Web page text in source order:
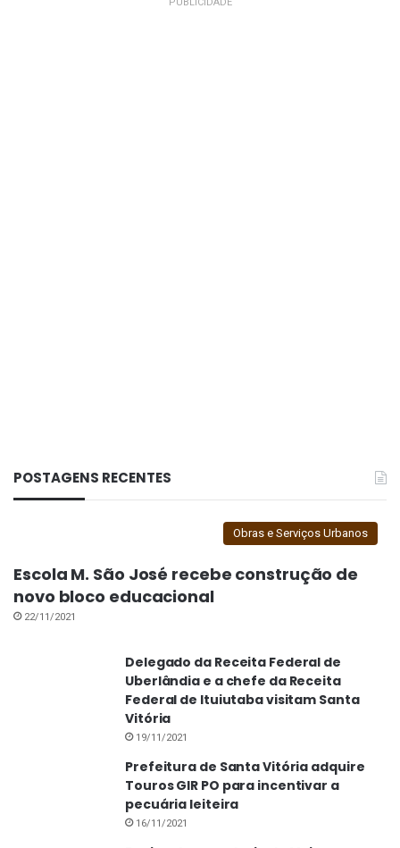
Lideranças políticas se reúnem para novas
PUBLICIDADE
POSTAGENS RECENTES
Obras e Serviços Urbanos
Escola M. São José recebe construção de
novo bloco educacional
22/11/2021
Delegado da Receita Federal de
Uberlândia e a chefe da Receita
Federal de Ituiutaba visitam Santa
Vitória
19/11/2021
Prefeitura de Santa Vitória adquire
Touros GIR PO para incentivar a
pecuária leiteira
16/11/2021